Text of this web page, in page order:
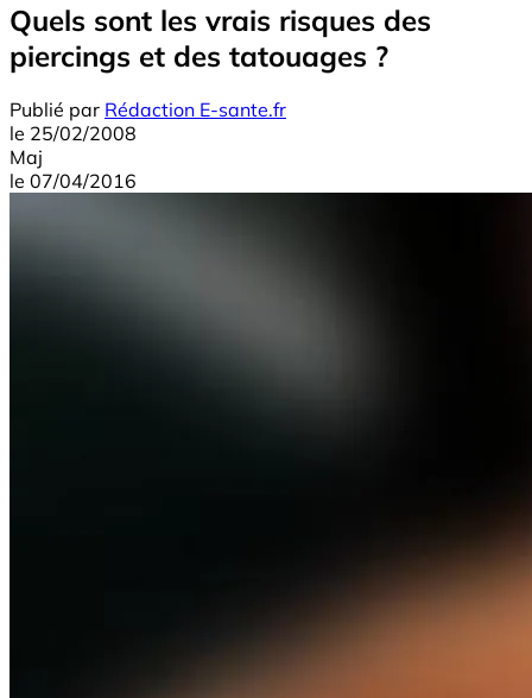
Quels sont les vrais risques des
piercings et des tatouages ?
Publié par Rédaction E-sante.fr
le 25/02/2008
Maj
le 07/04/2016